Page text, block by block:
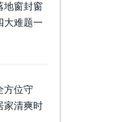
地窗封窗
大难题一
方位守
家清爽时